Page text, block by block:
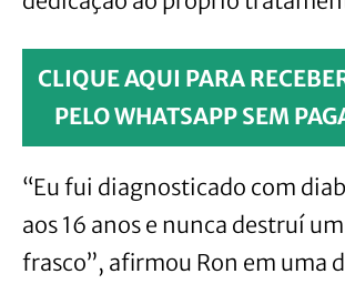
CLIQUE AQUI PARA
PELO WHATSAPP SEM
“Eu fui diagnosticado com
aos 16 anos e nunca destruí
frasco”, afirmou Ron em uma